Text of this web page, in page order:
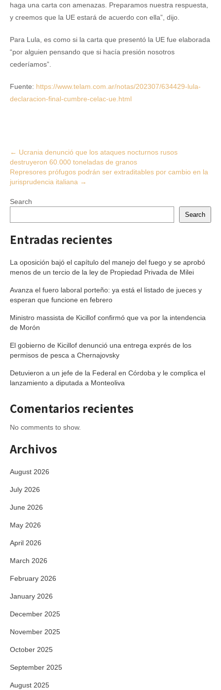
haga una carta con amenazas. Preparamos nuestra respuesta,
y creemos que la UE estará de acuerdo con ella”, dijo.
Para Lula, es como si la carta que presentó la UE fue elaborada
“por alguien pensando que si hacía presión nosotros
cederíamos”.
Fuente: https://www.telam.com.ar/notas/202307/634429-lula-
declaracion-final-cumbre-celac-ue.html
Post
navigation
← Ucrania denunció que los ataques nocturnos rusos
destruyeron 60.000 toneladas de granos
Represores prófugos podrán ser extraditables por cambio en la
jurisprudencia italiana →
Search
Search
Entradas recientes
La oposición bajó el capítulo del manejo del fuego y se aprobó
menos de un tercio de la ley de Propiedad Privada de Milei
Avanza el fuero laboral porteño: ya está el listado de jueces y
esperan que funcione en febrero
Ministro massista de Kicillof confirmó que va por la intendencia
de Morón
El gobierno de Kicillof denunció una entrega exprés de los
permisos de pesca a Chernajovsky
Detuvieron a un jefe de la Federal en Córdoba y le complica el
lanzamiento a diputada a Monteoliva
Comentarios recientes
No comments to show.
Archivos
August 2026
July 2026
June 2026
May 2026
April 2026
March 2026
February 2026
January 2026
December 2025
November 2025
October 2025
September 2025
August 2025